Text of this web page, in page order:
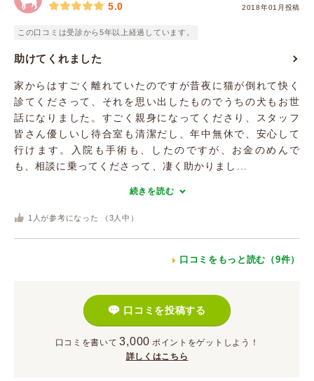
2018年01月投稿
5.0
この口コミは受診から5年以上経過しています。
助けてくれました
家からはすごく離れていたのですが昔夜に猫が倒れて快く
診てくださって、それを思い出したものでうちの犬もお世
話になりました。すごく親身になってくださり、スタッフ
皆さん優しいし待合室も清潔だし、年中無休で、安心して
行けます。入院も手術も、したのですが、お金のめんで
も、相談に乗ってくださって、凄く助かりまし...
続きを読む
1 人が参考になった （ 3 人中）
口コミをもっと読む（9件）
口コミを投稿する
口コミを書いて 3,000 ポイント をゲットしよう！
詳しくはこちら